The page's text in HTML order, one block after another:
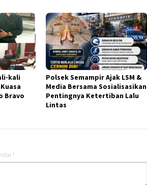
kali
Bravo
Polsek Semampir Ajak LSM &
Media Bersama Sosialisasikan
Pentingnya Ketertiban Lalu
Lintas
*